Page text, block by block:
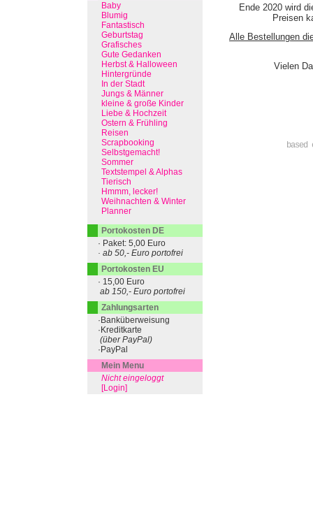
Ende 2020 wird
Preisen
Alle Bestellungen
Vielen
Baby
Blumig
Fantastisch
Geburtstag
Grafisches
Gute Gedanken
Herbst & Halloween
Hintergründe
In der Stadt
Jungs & Männer
kleine & große Kinder
Liebe & Hochzeit
Ostern & Frühling
Reisen
Scrapbooking
Selbstgemacht!
Sommer
Textstempel & Alphas
Tierisch
Hmmm, lecker!
Weihnachten & Winter
Planner
Portokosten DE
· Paket: 5,00 Euro
· ab 50,- Euro portofrei
Portokosten EU
· 15,00 Euro
ab 150,- Euro portofrei
Zahlungsarten
·Banküberweisung
·Kreditkarte
(über PayPal)
·PayPal
Mein Menu
Nicht eingeloggt
[Login]